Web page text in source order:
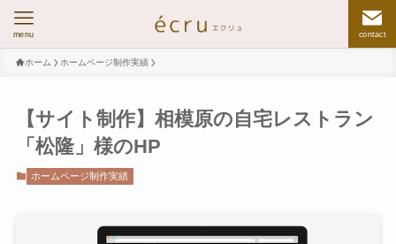
contact
menu
ホーム ホームページ制作実績
【サイト制作】相模原の自宅レストラン
「松隆」様のHP
ホームページ制作実績